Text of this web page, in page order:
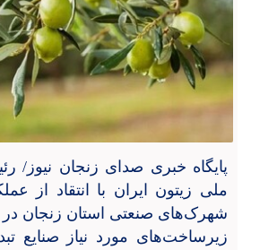
پایگاه خبری صدای زنجان نیوز/
ملی زیتون ایران با انتقاد از
شهرک‌های صنعتی استان زنجان در
زیرساخت‌های مورد نیاز صنایع